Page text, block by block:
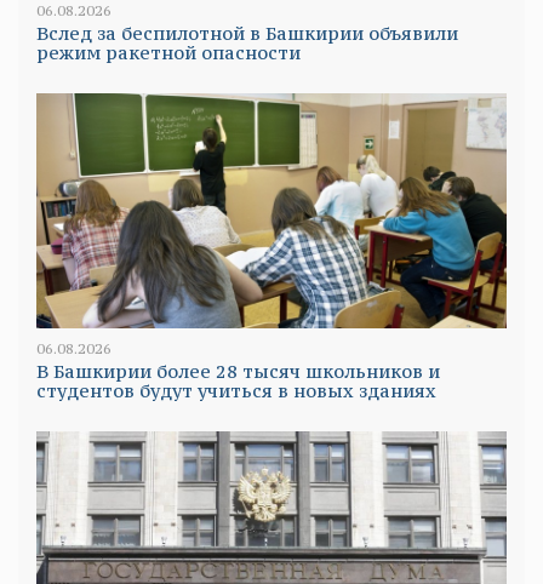
06.08.2026
Вслед за беспилотной в Башкирии объявили
режим ракетной опасности
06.08.2026
В Башкирии более 28 тысяч школьников и
студентов будут учиться в новых зданиях